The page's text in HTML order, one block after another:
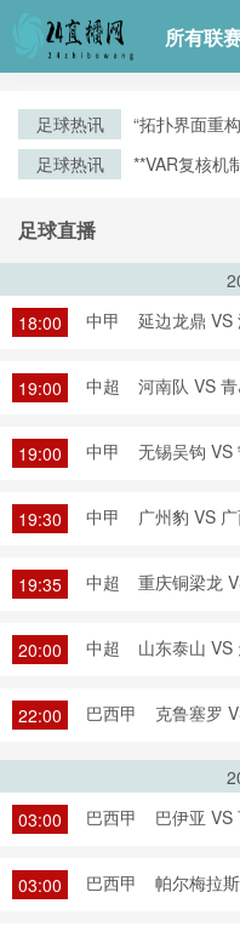
所有联
足球热讯
“拓扑界面重
足球热讯
**VAR复核机
足球直播
18:00
中甲 延边龙鼎 VS
19:00 中超 河南队 VS
19:00 中甲 无锡吴钩 VS
19:30 中甲 广州豹 VS
19:35 中超 重庆铜梁龙
20:00 中超 山东泰山 VS
22:00 巴西甲 克鲁塞罗
03:00
巴西甲 巴伊亚 VS
03:00 巴西甲 帕尔梅拉